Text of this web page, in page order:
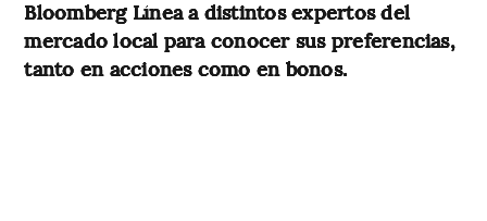
Bloomberg Línea a distintos expertos del
mercado local para conocer sus preferencias,
tanto en acciones como en bonos.